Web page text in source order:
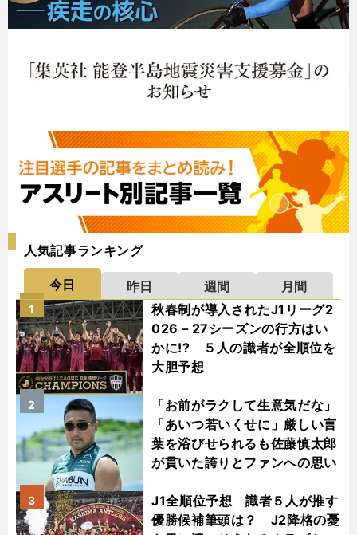
人気記事ランキング
今日 昨日 週間
月間
秋春制が導入されたJ1リーグ2
026－27シーズンの行方はい
かに!? ５人の識者が全順位を
大胆予想
1
「お前がラクして生意気だな」
「あいつ若いくせに」厳しい言
葉を浴びせられるも佐藤慎太郎
が貫いた誇りとファンへの思い
2
J1全順位予想 識者５人が推す
優勝候補筆頭は？ J2降格の憂
3